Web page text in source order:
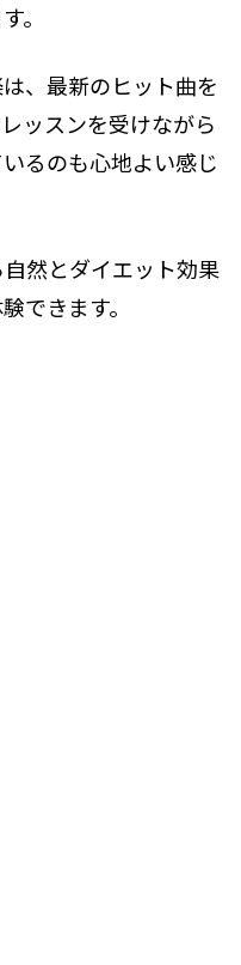
。
、最新のヒット曲を
ッスンを受けながら
るのも心地よい感じ
然とダイエット効果
できます。